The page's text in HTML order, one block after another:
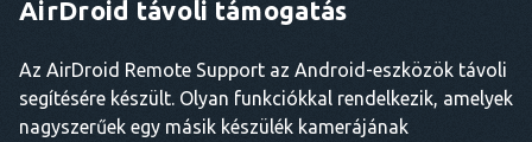
AirDroid távoli támogatás
Az AirDroid Remote Support az Android-eszközök távoli
segítésére készült. Olyan funkciókkal rendelkezik, amelyek
nagyszerűek egy másik készülék kamerájának